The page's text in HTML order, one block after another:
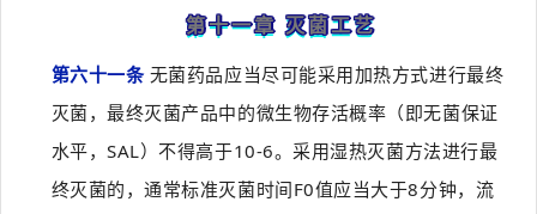
第十一章 灭菌工艺
第六十一条 无菌药品应当尽可能采用加热方式进行最终
灭菌，最终灭菌产品中的微生物存活概率（即无菌保证
水平，SAL）不得高于10-6。采用湿热灭菌方法进行最
终灭菌的，通常标准灭菌时间F0值应当大于8分钟，流